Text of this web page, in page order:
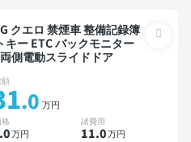
整備記録簿
ー ETC バックモニター
側電動スライドドア
.0 万円
.0万円
諸費用
11.0万円